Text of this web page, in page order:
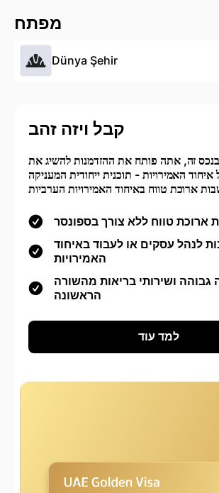
מפתח
Dünya Şehir
קבל ויזה זהב
זה, אתה פותח את ההזדמנות להשיג את
איחוד האמירויות - תוכנית ייחודית המעניקה
ארוכת טווח ללא צורך בספונסר
לנהל עסקים או לעבוד באיחוד
האמירויות
ושירותי בריאות מהשורה
הראשונה
למד עוד